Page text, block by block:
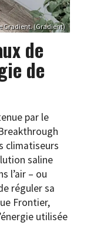
Gradient. (Gradient)
de
de
par le
climatiseurs
saline
l’air – ou
réguler sa
Frontier,
utilisée